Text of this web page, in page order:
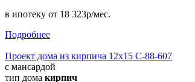
в ипотеку от 18 323р/мес.
Подробнее
Проект дома из кирпича 12х15 С-88-607
с мансардой
тип дома кирпич